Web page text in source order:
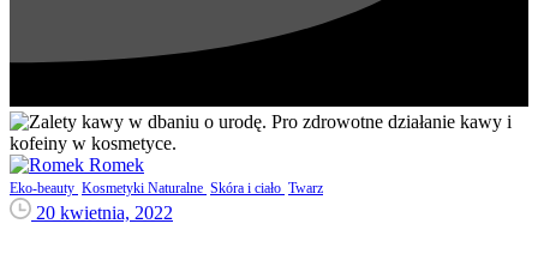
Romek
Eko-beauty Kosmetyki Naturalne Skóra i ciało Twarz
20 kwietnia, 2022